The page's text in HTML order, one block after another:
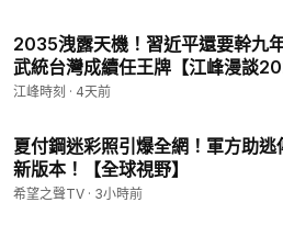
2035洩露天機！習近平還要幹九
武統台灣成續任王牌【江峰漫談
期】#中國時局
江峰時刻 · 4天前
夏付鋼迷彩照引爆全網！軍方助
新版本！【全球視野】
希望之聲TV · 3小時前